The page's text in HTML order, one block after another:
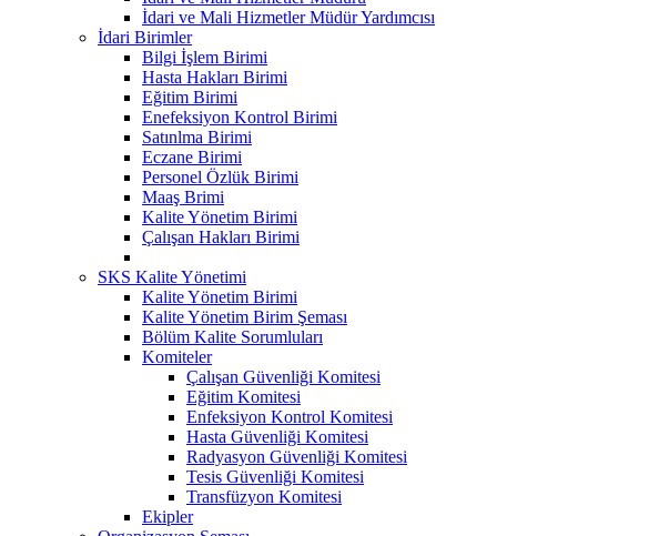
İdari ve Mali Hizmetler Müdür Yardımcısı
İdari Birimler
Bilgi İşlem Birimi
Hasta Hakları Birimi
Eğitim Birimi
Enefeksiyon Kontrol Birimi
Satınlma Birimi
Eczane Birimi
Personel Özlük Birimi
Maaş Brimi
Kalite Yönetim Birimi
Çalışan Hakları Birimi
SKS Kalite Yönetimi
Kalite Yönetim Birimi
Kalite Yönetim Birim Şeması
Bölüm Kalite Sorumluları
Komiteler
Çalışan Güvenliği Komitesi
Eğitim Komitesi
Enfeksiyon Kontrol Komitesi
Hasta Güvenliği Komitesi
Radyasyon Güvenliği Komitesi
Tesis Güvenliği Komitesi
Transfüzyon Komitesi
Ekipler